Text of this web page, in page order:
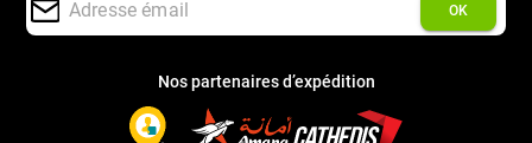
OK
Nos partenaires d’expédition